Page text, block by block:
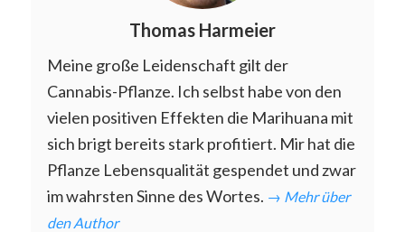
Thomas Harmeier
Meine große Leidenschaft gilt der
Cannabis-Pflanze. Ich selbst habe von den
vielen positiven Effekten die Marihuana mit
sich brigt bereits stark profitiert. Mir hat die
Pflanze Lebensqualität gespendet und zwar
im wahrsten Sinne des Wortes. → Mehr über
den Author